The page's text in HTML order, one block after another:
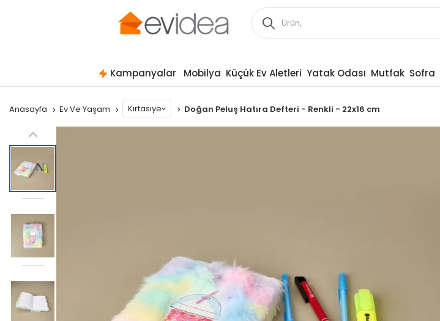
Kampanyalar Mobilya Küçük Ev Aletleri Yatak Odası Mutfak Sofra
Anasayfa Ev Ve Yaşam Kırtasiye Doğan Peluş Hatıra Defteri - Renkli - 22x16 cm